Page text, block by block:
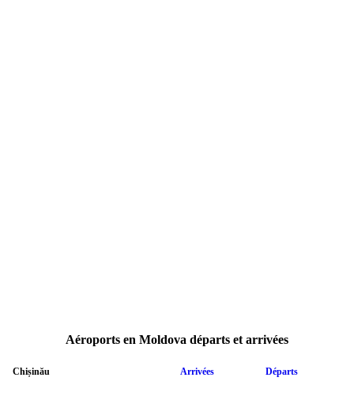
Aéroports en Moldova départs et arrivées
Chișinău Arrivées Départs